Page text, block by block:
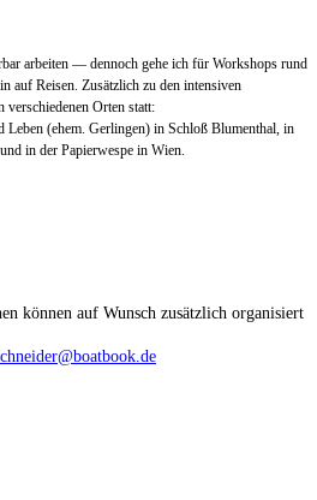
arbeiten — dennoch gehe ich für Workshops rund
auf Reisen. Zusätzlich zu den intensiven
Orten statt:
(ehem. Gerlingen) in Schloß Blumenthal, in
in der Papierwespe in Wien.
können auf Wunsch zusätzlich organisiert